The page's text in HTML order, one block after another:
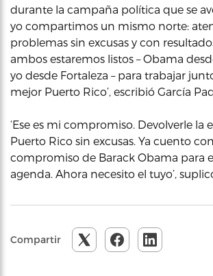
durante la campaña política que se
yo compartimos un mismo norte:
problemas sin excusas y con
ambos estaremos listos – Obama
yo desde Fortaleza – para trabajar
mejor Puerto Rico’, escribió García
‘Ese es mi compromiso. Devolverle la
Puerto Rico sin excusas. Ya cuento
compromiso de Barack Obama para
agenda. Ahora necesito el tuyo’,
Compartir